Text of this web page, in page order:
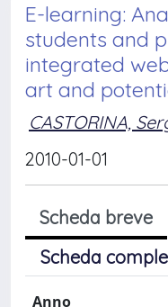
E-learning:
students and
integrated
art and
CASTORINA,
2010-01-01
Scheda breve
Scheda
Anno